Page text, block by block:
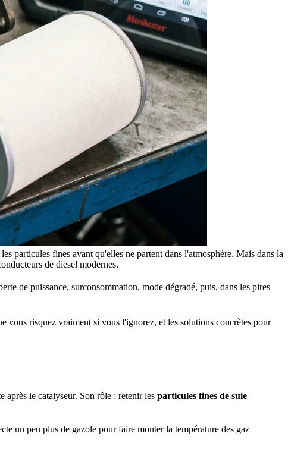
particules fines avant qu'elles ne partent dans l'atmosphère. Mais dans la
de diesel modernes.
de puissance, surconsommation, mode dégradé, puis, dans les pires
vous risquez vraiment si vous l'ignorez, et les solutions concrètes pour
le catalyseur. Son rôle : retenir les particules fines de suie
un peu plus de gazole pour faire monter la température des gaz